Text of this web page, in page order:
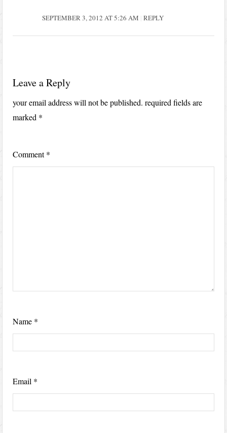
SEPTEMBER 3, 2012 AT 5:26 AM REPLY
Leave a Reply
your email address will not be published. required fields are
marked *
Comment*
Name *
Email *